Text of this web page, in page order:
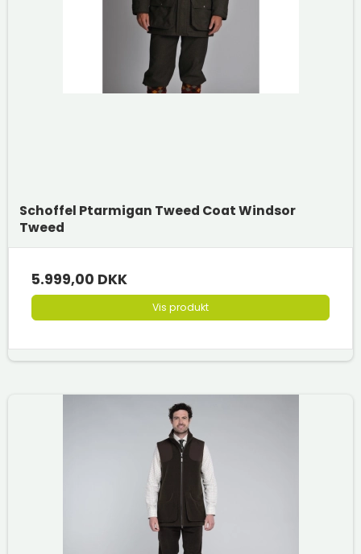
Schoffel Ptarmigan Tweed Coat Windsor
Tweed
5.999,00 DKK
Vis produkt